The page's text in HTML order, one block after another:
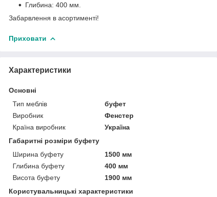
Глибина: 400 мм.
Забарвлення в асортименті!
Приховати
Характеристики
Основні
Тип меблів
буфет
Виробник
Фенстер
Країна виробник
Україна
Габаритні розміри буфету
Ширина буфету
1500 мм
Глибина буфету
400 мм
Висота буфету
1900 мм
Користувальницькі характеристики